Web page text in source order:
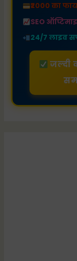
₹2000 का
SEO
24/7 लाइव
जल्दी